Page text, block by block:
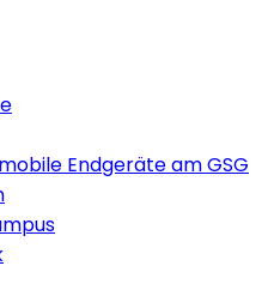
Endgeräte am GSG